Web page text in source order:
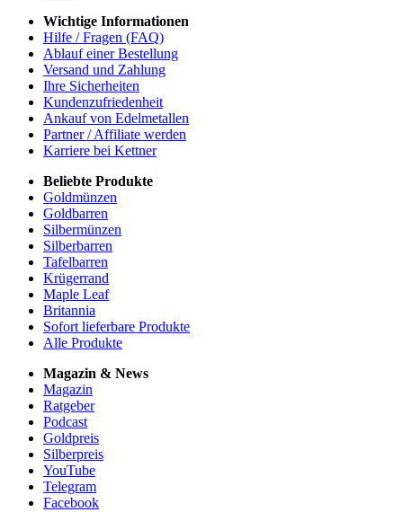
Wichtige Informationen
Hilfe / Fragen (FAQ)
Ablauf einer Bestellung
Versand und Zahlung
Ihre Sicherheiten
Kundenzufriedenheit
Ankauf von Edelmetallen
Partner / Affiliate werden
Karriere bei Kettner
Beliebte Produkte
Goldmünzen
Goldbarren
Silbermünzen
Silberbarren
Tafelbarren
Krügerrand
Maple Leaf
Britannia
Sofort lieferbare Produkte
Alle Produkte
Magazin & News
Magazin
Ratgeber
Podcast
Goldpreis
Silberpreis
YouTube
Telegram
Facebook